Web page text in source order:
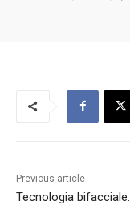
Previous article
Tecnologia